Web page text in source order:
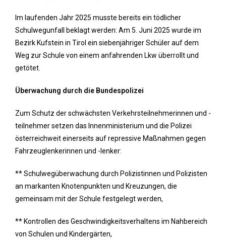
Im laufenden Jahr 2025 musste bereits ein tödlicher
Schulwegunfall beklagt werden: Am 5. Juni 2025 wurde im
Bezirk Kufstein in Tirol ein siebenjähriger Schüler auf dem
Weg zur Schule von einem anfahrenden Lkw überrollt und
getötet.
Überwachung durch die Bundespolizei
Zum Schutz der schwächsten Verkehrsteilnehmerinnen und -
teilnehmer setzen das Innenministerium und die Polizei
österreichweit einerseits auf repressive Maßnahmen gegen
Fahrzeuglenkerinnen und -lenker:
** Schulwegüberwachung durch Polizistinnen und Polizisten
an markanten Knotenpunkten und Kreuzungen, die
gemeinsam mit der Schule festgelegt werden,
** Kontrollen des Geschwindigkeitsverhaltens im Nahbereich
von Schulen und Kindergärten,